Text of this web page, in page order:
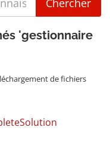
'gestionnaire
de fichiers